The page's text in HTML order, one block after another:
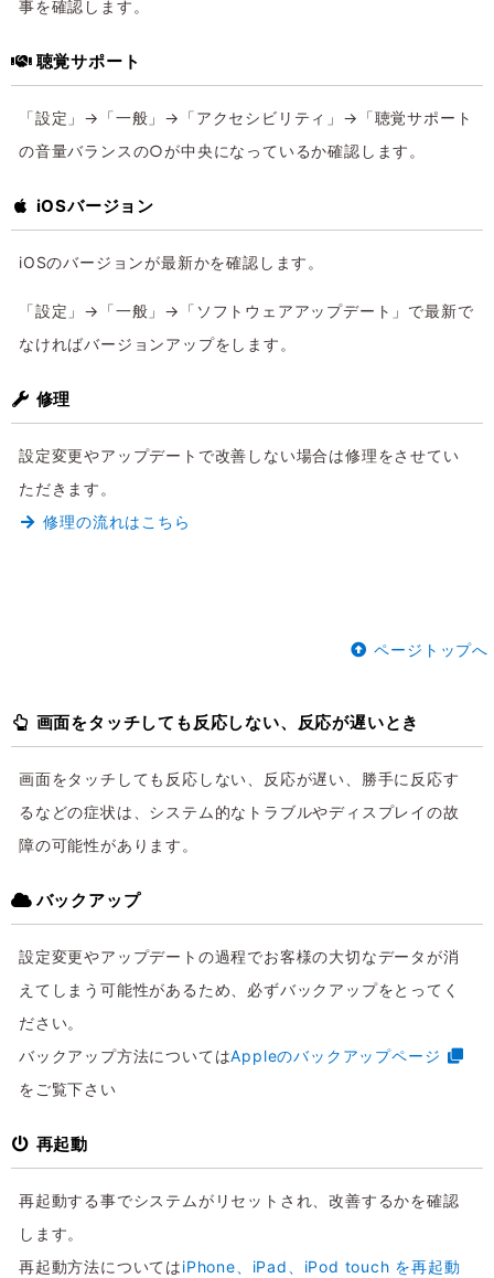
事を確認します。
聴覚サポート
「設定」→「一般」→「アクセシビリティ」→「聴覚サポート
の音量バランスの○が中央になっているか確認します。
iOSバージョン
iOSのバージョンが最新かを確認します。
「設定」→「一般」→「ソフトウェアアップデート」で最新で
なければバージョンアップをします。
修理
設定変更やアップデートで改善しない場合は修理をさせてい
ただきます。
修理の流れはこちら
ページトップへ
画面をタッチしても反応しない、反応が遅いとき
画面をタッチしても反応しない、反応が遅い、勝手に反応す
るなどの症状は、システム的なトラブルやディスプレイの故
障の可能性があります。
バックアップ
設定変更やアップデートの過程でお客様の大切なデータが消
えてしまう可能性があるため、必ずバックアップをとってく
ださい。
バックアップ方法についてはAppleのバックアップページ
をご覧下さい
再起動
再起動する事でシステムがリセットされ、改善するかを確認
します。
再起動方法についてはiPhone、iPad、iPod touch を再起動